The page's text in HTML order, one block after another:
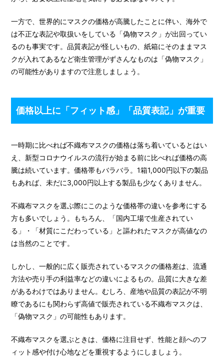
一方で、世界的にマスクの価格が高騰したことに伴い、海外で
は不正な表記や取扱いをしている「偽物マスク」が出回ってい
るのも事実です。品質表記が怪しいもの、紙箱にそのままマス
クが入れてあるなど衛生管理がずさんなものは「偽物マスク」
の可能性がありますので注意しましょう。
価格以上に「フィット感」「品質表記」が重要
一時期に比べれば不織布マスクの価格は落ち着いているとはい
え、新型コロナウイルスの流行が始まる前に比べれば価格の高
騰は続いています。価格帯もバラバラ。1箱1,000円以下の製品
もあれば、未だに3,000円以上する製品も少なくありません。
不織布マスクを選ぶ際にこのような価格帯の違いを参考にする
方も多いでしょう。もちろん、「国内工場で生産されてい
る」・「材質にこだわっている」と謳われたマスクが高値なの
は当然のことです。
しかし、一般的に広く販売されているマスクの価格差は、流通
方法や売り手の利益率などの違いによるもの。品質に大きな差
があるわけではありません。むしろ、産地や品質の表記が不明
瞭であるにも関わらず高値で販売されている不織布マスクは、
「偽物マスク」の可能性もあります。
不織布マスクを選ぶときは、価格に注目せず、性能と顔へのフ
ィット感や付け心地などを重視するようにしましょう。